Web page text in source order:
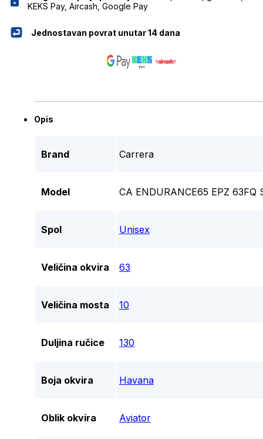
KEKS Pay, Aircash, Google Pay
Jednostavan povrat unutar 14 dana
Opis
Brand Carrera
Model CA ENDURANCE65 EPZ 63FQ
Spol Unisex
Veličina okvira 63
Veličina mosta 10
Duljina ručice 130
Boja okvira Havana
Oblik okvira Aviator